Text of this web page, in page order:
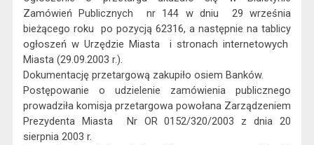
Zamówień Publicznych
nr 144 w dniu
29 września
bieżącego roku
po pozycją 62316, a następnie na tablicy
ogłoszeń w Urzędzie Miasta
i stronach internetowych
Miasta (29.09.2003 r.).
Dokumentację przetargową zakupiło osiem Banków.
Postępowanie o udzielenie zamówienia publicznego
prowadziła komisja przetargowa powołana Zarządzeniem
Prezydenta Miasta
Nr OR 0152/320/2003 z dnia 20
sierpnia 2003 r.